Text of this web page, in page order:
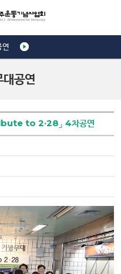
공연
연
to 2·28」 4차공연